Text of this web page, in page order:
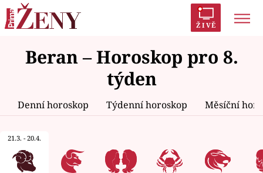
ŽIVĚ
Trendy: Polabí Inspekce Prostřeno!
AYTO?
Proměny
Témata
Beran – Horoskop pro 8.
týden
Denní horoskop Týdenní horoskop Měsíční
21.3. - 20.4.